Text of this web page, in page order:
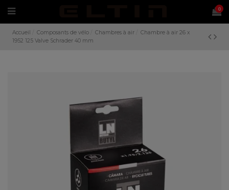
0
Accueil Composants de vélo Chambres à air
Chambre à air 26 x
1952 125 Valve Schrader 40 mm